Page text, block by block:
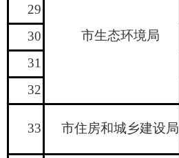
市生态环境局
29
30
31
32
33 市住房和城乡建设局